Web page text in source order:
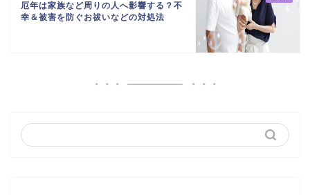
厄年は家族など周りの人へ影響する？不
幸＆被害を防ぐお祓いなどの対処法